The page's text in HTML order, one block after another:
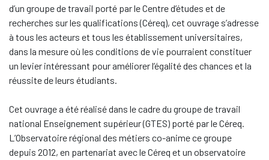
d’un groupe de travail porté par le Centre d’études et de
recherches sur les qualifications (Céreq), cet ouvrage s’adresse
à tous les acteurs et tous les établissement universitaires,
dans la mesure où les conditions de vie pourraient constituer
un levier intéressant pour améliorer l’égalité des chances et la
réussite de leurs étudiants.
Cet ouvrage a été réalisé dans le cadre du groupe de travail
national Enseignement supérieur (GTES) porté par le Céreq.
L’Observatoire régional des métiers co-anime ce groupe
depuis 2012, en partenariat avec le Céreq et un observatoire